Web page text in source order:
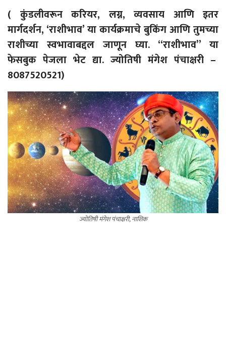
( कुंडलीवरून करियर, लग्न, व्यवसाय आणि इतर
मार्गदर्शन, ‘राशीभाव’ या कार्यक्रमाचे बुकिंग आणि तुमच्या
राशीच्या स्वभावाबद्दल जाणून घ्या. “राशीभाव” या
फेसबुक पेजला भेट द्या. ज्योतिषी मंगेश पंचाक्षरी –
8087520521)
ज्योतिषी मंगेश पंचाक्षरी, नाशिक